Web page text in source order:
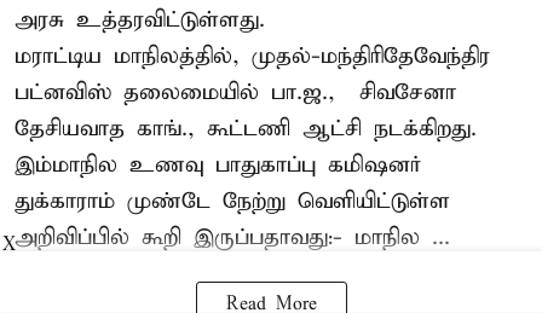
அரசு உத்தரவிட்டுள்ளது.
மராட்டிய மாநிலத்தில், முதல்-மந்திரிதேவேந்திர
பட்னவிஸ் தலைமையில் பா.ஜ., – சிவசேனா –
தேசியவாத காங்., கூட்டணி ஆட்சி நடக்கிறது.
இம்மாநில உணவு பாதுகாப்பு கமிஷனர்
துக்காராம் முண்டே நேற்று வெளியிட்டுள்ள
அறிவிப்பில் கூறி இருப்பதாவது:- மாநில ...
Read More
X